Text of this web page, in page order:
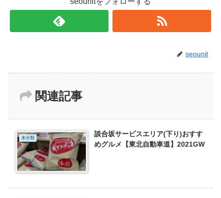
seounit
関連記事
未分類
談合坂サービスエリア(下り)おすす
めグルメ【東北自動車道】2021GW